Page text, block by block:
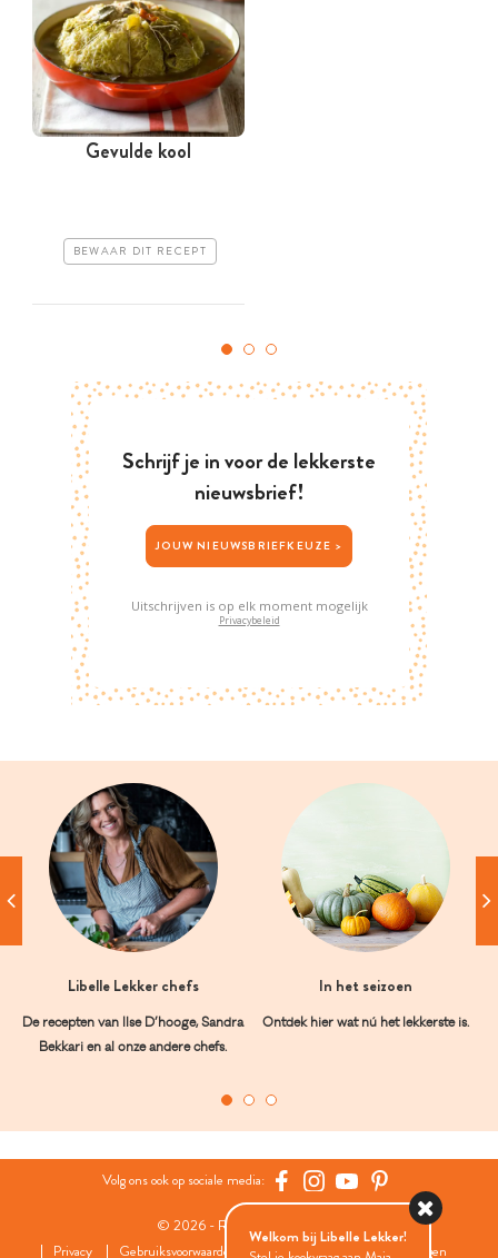
Gevulde kool
BEWAAR DIT RECEPT
Schrijf je in voor de lekkerste
nieuwsbrief!
JOUW NIEUWSBRIEFKEUZE >
Uitschrijven is op elk moment mogelijk
Privacybeleid
Libelle Lekker chefs
De recepten van Ilse D’hooge, Sandra
Bekkari en al onze andere chefs.
In het seizoen
Ontdek hier wat nú het lekkerste is.
Volg ons ook op sociale media:
© 2026 - Roularta Media Group
Privacy
Gebruiksvoorwaarden Cookies Cookies instellingen
Welkom bij Libelle Lekker!